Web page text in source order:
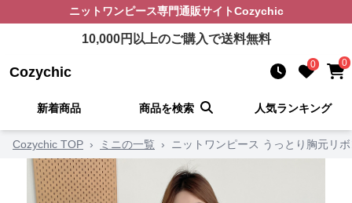
ニットワンピース専門通販サイトCozychic
10,000円以上のご購入で送料無料
Cozychic 0 0
新着商品 商品を検索 人気ランキング
Cozychic TOP › ミニの一覧 › ニットワンピース うっとり胸元リ